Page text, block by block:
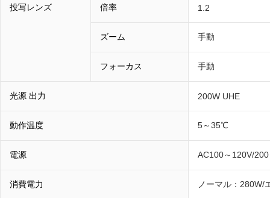
投写レンズ 倍率 1.2
ズーム 手動
フォーカス 手動
光源 出力 200W UHE
動作温度 5～35℃
電源 AC100～120V/
消費電力 ノーマル：280W/